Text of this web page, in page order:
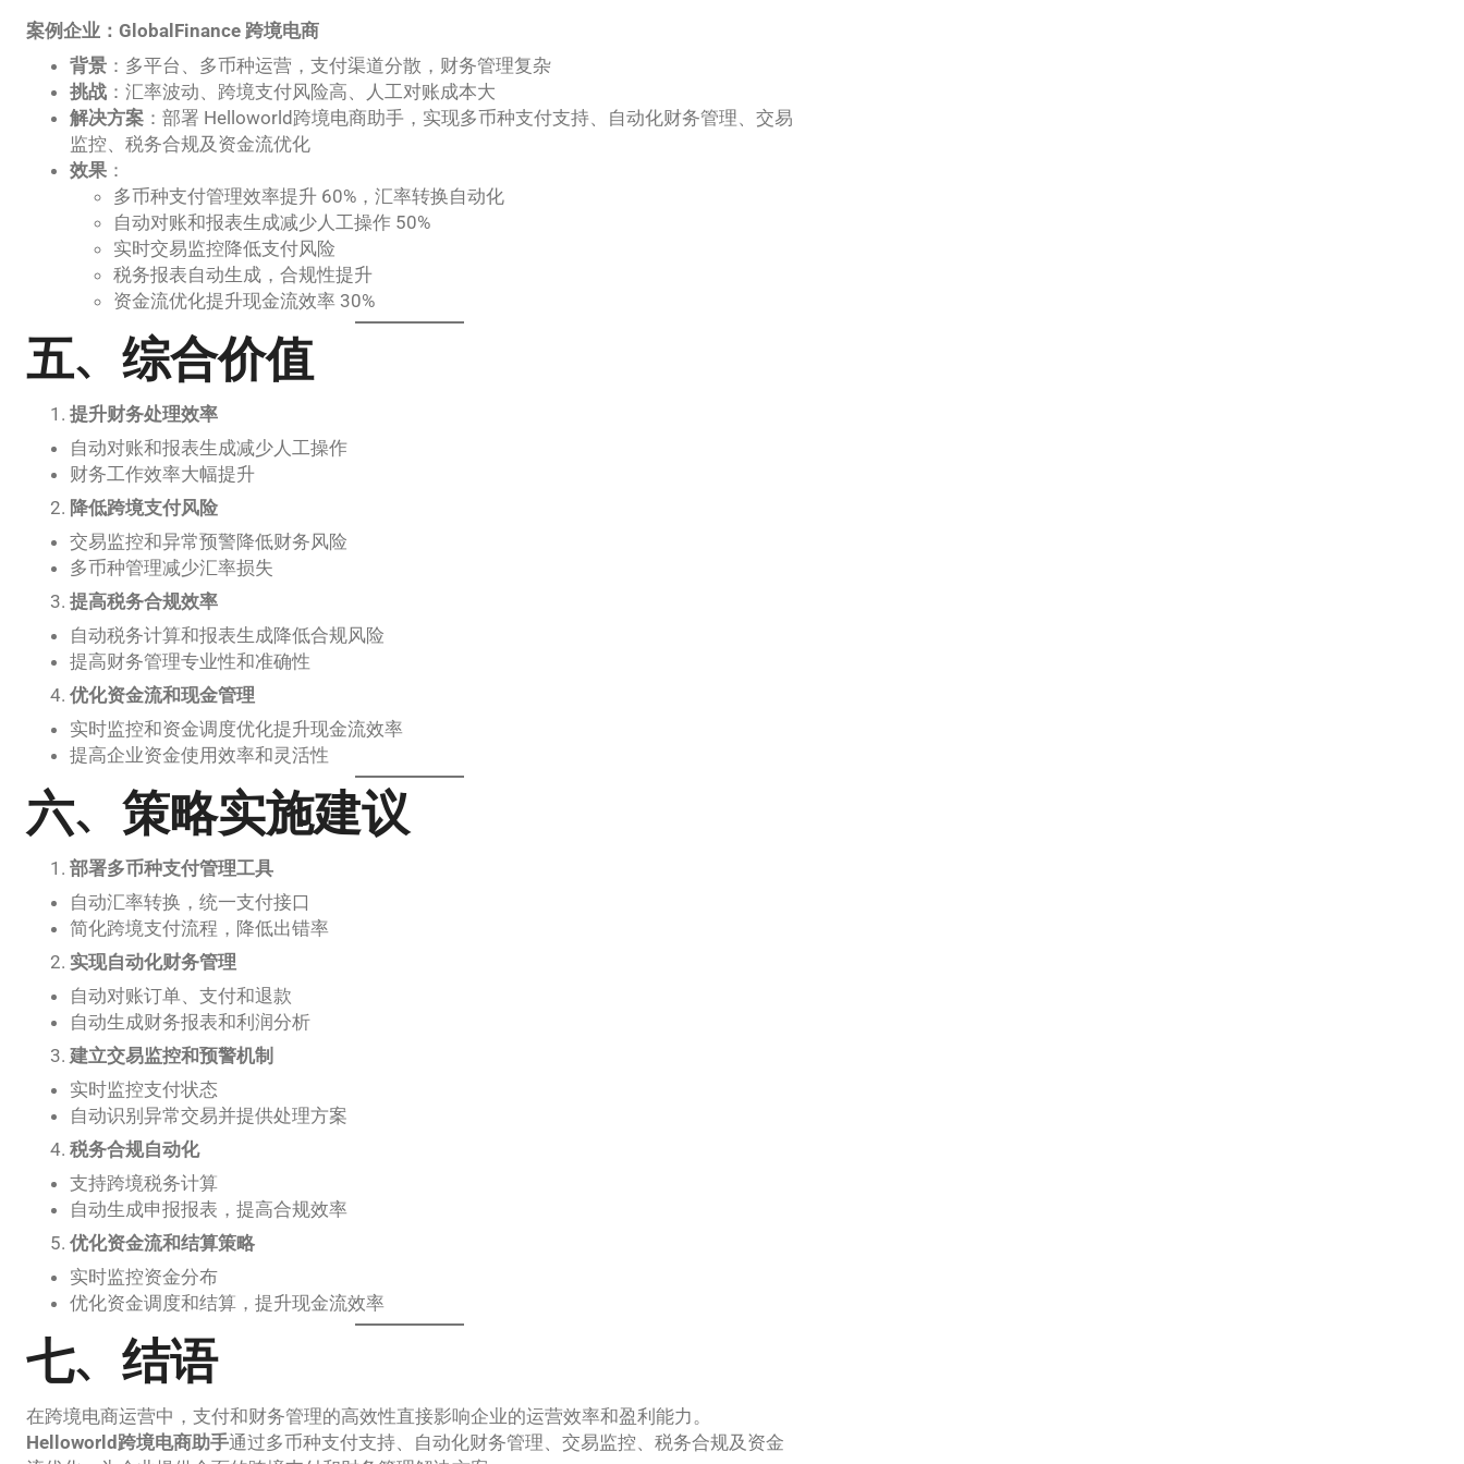
案例企业：GlobalFinance 跨境电商
背景 ：多平台、多币种运营，支付渠道分散，财务管理复杂
挑战 ：汇率波动、跨境支付风险高、人工对账成本大
解决方案 ：部署 Helloworld跨境电商助手，实现多币种支付支持、自动化财务管理、交易
监控、税务合规及资金流优化
效果 ：
多币种支付管理效率提升 60%，汇率转换自动化
自动对账和报表生成减少人工操作 50%
实时交易监控降低支付风险
税务报表自动生成，合规性提升
资金流优化提升现金流效率 30%
五、综合价值
提升财务处理效率
自动对账和报表生成减少人工操作
财务工作效率大幅提升
降低跨境支付风险
交易监控和异常预警降低财务风险
多币种管理减少汇率损失
提高税务合规效率
自动税务计算和报表生成降低合规风险
提高财务管理专业性和准确性
优化资金流和现金管理
实时监控和资金调度优化提升现金流效率
提高企业资金使用效率和灵活性
六、策略实施建议
部署多币种支付管理工具
自动汇率转换，统一支付接口
简化跨境支付流程，降低出错率
实现自动化财务管理
自动对账订单、支付和退款
自动生成财务报表和利润分析
建立交易监控和预警机制
实时监控支付状态
自动识别异常交易并提供处理方案
税务合规自动化
支持跨境税务计算
自动生成申报报表，提高合规效率
优化资金流和结算策略
实时监控资金分布
优化资金调度和结算，提升现金流效率
七、结语
在跨境电商运营中，支付和财务管理的高效性直接影响企业的运营效率和盈利能力。
Helloworld跨境电商助手通过多币种支付支持、自动化财务管理、交易监控、税务合规及资金